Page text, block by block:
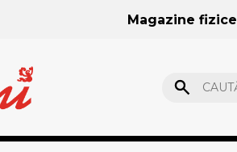
Magazine fizice
CAUTĂ